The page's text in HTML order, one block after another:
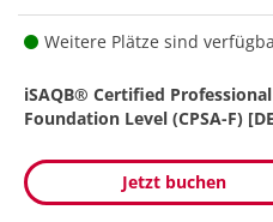
Weitere Plätze sind
iSAQB® Certified
Foundation Level (CPSA-F)
Jetzt buchen